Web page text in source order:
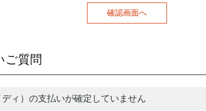
ご質問
ィ）の支払いが確定していません